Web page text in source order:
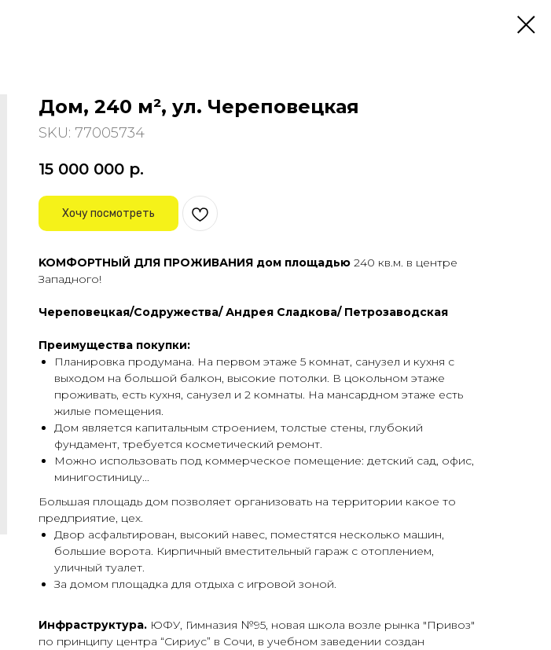
Дом, 240 м², ул. Череповецкая
SKU: 77005734
15 000 000 р.
Хочу посмотреть
KOMФOРТHЫЙ ДЛЯ ПРОЖИВАНИЯ дoм площaдью 240 кв.м. в центpе
Западного!
Череповецкая/Содружества/ Андрея Сладкова/ Петрозаводская
Преимущества покупки:
Планировка продумана. На первом этаже 5 комнат, санузел и кухня с
выходом на большой балкон, высокие потолки. В цокольном этаже
проживать, есть кухня, санузел и 2 комнаты. На мансардном этаже есть
жилые помещения.
Дом является капитальным строением, толстые стены, глубокий
фундамент, требуется косметический ремонт.
Можно использовать под коммерческое помещение: детский сад, офис,
минигостиницу...
Большая площадь дом позволяет организовать на территории какое то
предприятие, цех.
Двор асфальтирован, высокий навес, поместятся несколько машин,
большие ворота. Кирпичный вместительный гараж с отоплением,
уличный туалет.
За домом площадка для отдыха с игровой зоной.
Инфраструктура. ЮФУ, Гимназия №95, новая школа возле рынка "Привоз"
по принципу центра “Сириус” в Сочи, в учебном заведении создан